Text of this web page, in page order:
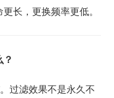
长，更换频率更低。
。过滤效果不是永久不